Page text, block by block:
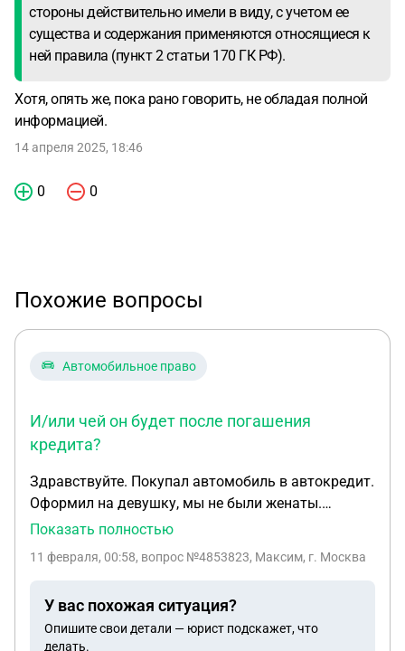
стороны действительно имели в виду, с учетом ее
существа и содержания применяются относящиеся к
ней правила (пункт 2 статьи 170 ГК РФ).
Хотя, опять же, пока рано говорить, не обладая полной
информацией.
14 апреля 2025, 18:46
0 0
Похожие вопросы
Автомобильное право
И/или чей он будет после погашения
кредита?
Здравствуйте. Покупал автомобиль в автокредит.
Оформил на девушку, мы не были женаты.
Получилось что регистрация в гибдд на неё, а
Девушка погибла (несчастный случай)
мне сейчас приходится платить кредит. Как
продать автомобиль и чей он сейчас по закону?
Показать полностью
11 февраля, 00:58, вопрос №4853823, Максим, г. Москва
У вас похожая ситуация?
Опишите свои детали — юрист подскажет, что
делать.